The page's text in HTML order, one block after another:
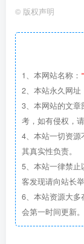
© 版权声明
1、本网站名称：
2、本站永久网址
3、本网站的文章
考，如有侵权，
4、本站一切资
其真实性负责。
5、本站一律禁
客发现请向站长
6、本站资源大多
会第一时间更新。